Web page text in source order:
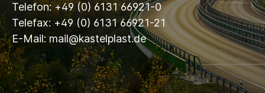
Telefon: +49 (0) 6131 66921-0
Telefax: +49 (0) 6131 66921-21
E-Mail: mail@kastelplast.de